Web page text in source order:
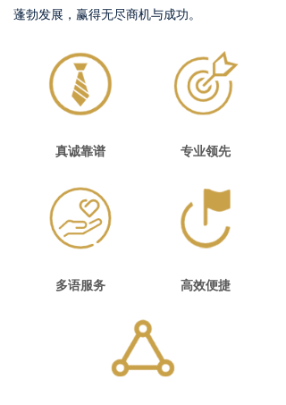
蓬勃发展，赢得无尽商机与成功。
真诚靠谱 专业领先
多语服务 高效便捷